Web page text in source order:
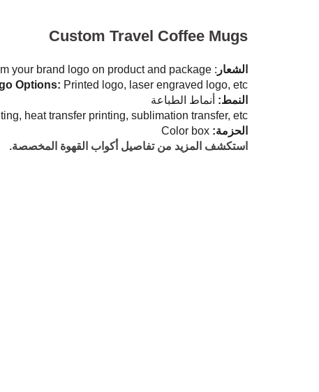
Custom Travel Coffee Mugs
الشعار : Custom your brand logo on product and package.
Options: Printed logo, laser engraved logo, etc.
النمط: أنماط الطباعة
heat transfer printing, sublimation transfer, etc.
الحزمة:
استكشف المزيد من تفاصيل أكواب القهوة المخصصة.